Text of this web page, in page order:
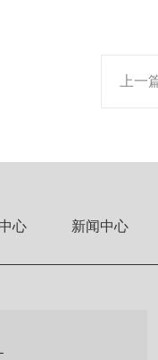
上一
心 新闻中心